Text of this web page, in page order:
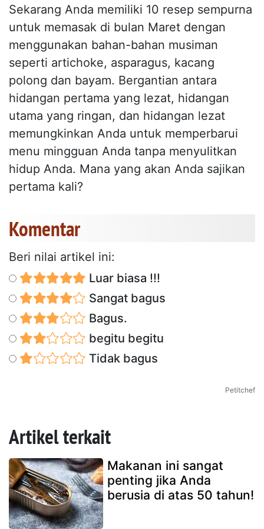
Sekarang Anda memiliki 10 resep sempurna
untuk memasak di bulan Maret dengan
menggunakan bahan-bahan musiman
seperti artichoke, asparagus, kacang
polong dan bayam. Bergantian antara
hidangan pertama yang lezat, hidangan
utama yang ringan, dan hidangan lezat
memungkinkan Anda untuk memperbarui
menu mingguan Anda tanpa menyulitkan
hidup Anda. Mana yang akan Anda sajikan
pertama kali?
Komentar
Beri nilai artikel ini:
Luar biasa !!!
Sangat bagus
Bagus.
begitu begitu
Tidak bagus
Petitchef
Artikel terkait
Makanan ini sangat
penting jika Anda
berusia di atas 50 tahun!